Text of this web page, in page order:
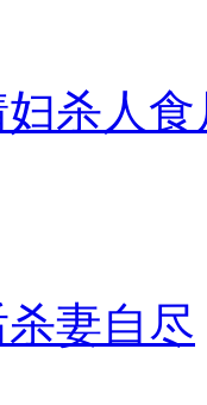
杀人食
妻自尽